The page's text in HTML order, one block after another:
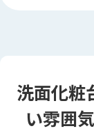
洗面化粧
い雰囲